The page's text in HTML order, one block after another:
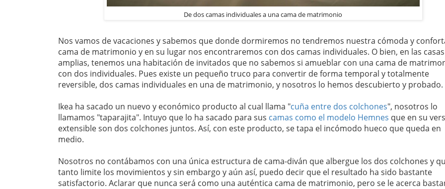
De dos camas individuales a una cama de matrimonio
Nos vamos de vacaciones y sabemos que donde dormiremos no tendremos nuestra cómoda y
cama de matrimonio y en su lugar nos encontraremos con dos camas individuales. O bien, en las
amplias, tenemos una habitación de invitados que no sabemos si amueblar con una cama de
con dos individuales. Pues existe un pequeño truco para convertir de forma temporal y totalmente
reversible, dos camas individuales en una de matrimonio, y nosotros lo hemos descubierto y probado.
Ikea ha sacado un nuevo y económico producto al cual llama "cuña entre dos colchones", nosotros lo
llamamos "taparajita". Intuyo que lo ha sacado para sus camas como el modelo Hemnes que en su
extensible son dos colchones juntos. Así, con este producto, se tapa el incómodo hueco que queda en
medio.
Nosotros no contábamos con una única estructura de cama-diván que albergue los dos colchones y
tanto limite los movimientos y sin embargo y aún así, puedo decir que el resultado ha sido bastante
satisfactorio. Aclarar que nunca será como una auténtica cama de matrimonio, pero se le acerca